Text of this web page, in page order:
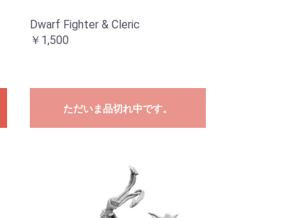
Dwarf Fighter & Cleric
￥1,500
ただいま品切れ中です。